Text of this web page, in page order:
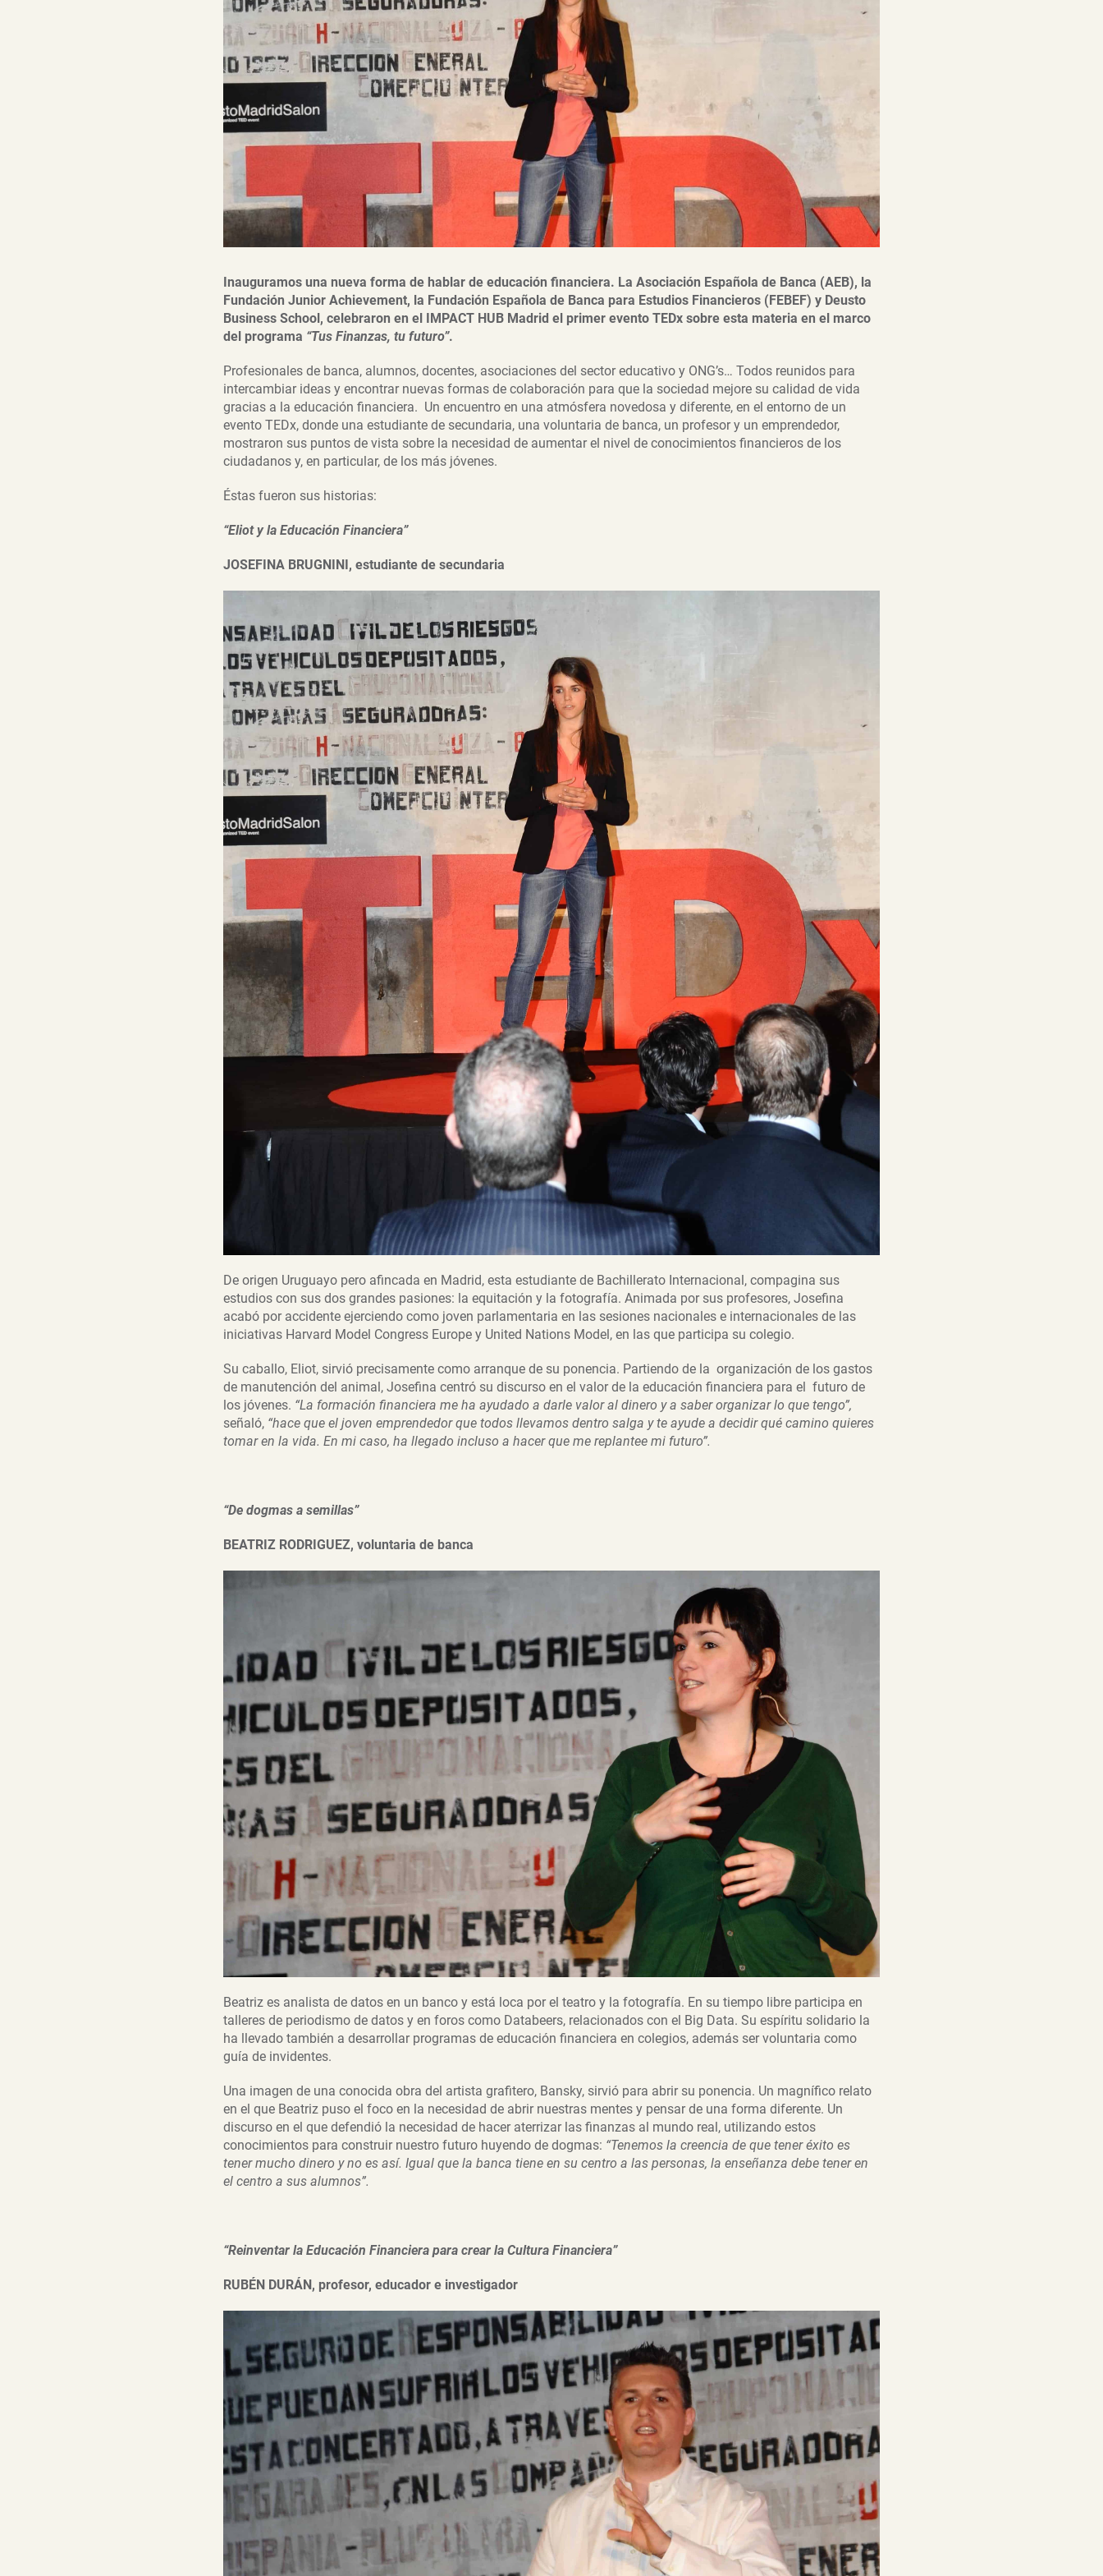
Inauguramos una nueva forma de hablar de educación financiera. La Asociación Española de Banca (AEB), la
Fundación Junior Achievement, la Fundación Española de Banca para Estudios Financieros (FEBEF) y Deusto
Business School, celebraron en el IMPACT HUB Madrid el primer evento TEDx sobre esta materia en el marco
del programa “Tus Finanzas, tu futuro”.
Profesionales de banca, alumnos, docentes, asociaciones del sector educativo y ONG’s… Todos reunidos para
intercambiar ideas y encontrar nuevas formas de colaboración para que la sociedad mejore su calidad de vida
gracias a la educación financiera. Un encuentro en una atmósfera novedosa y diferente, en el entorno de un
evento TEDx, donde una estudiante de secundaria, una voluntaria de banca, un profesor y un emprendedor,
mostraron sus puntos de vista sobre la necesidad de aumentar el nivel de conocimientos financieros de los
ciudadanos y, en particular, de los más jóvenes.
Éstas fueron sus historias:
“Eliot y la Educación Financiera”
JOSEFINA BRUGNINI, estudiante de secundaria
De origen Uruguayo pero afincada en Madrid, esta estudiante de Bachillerato Internacional, compagina sus
estudios con sus dos grandes pasiones: la equitación y la fotografía. Animada por sus profesores, Josefina
acabó por accidente ejerciendo como joven parlamentaria en las sesiones nacionales e internacionales de las
iniciativas Harvard Model Congress Europe y United Nations Model, en las que participa su colegio.
Su caballo, Eliot, sirvió precisamente como arranque de su ponencia. Partiendo de la organización de los gastos
de manutención del animal, Josefina centró su discurso en el valor de la educación financiera para el futuro de
los jóvenes. “La formación financiera me ha ayudado a darle valor al dinero y a saber organizar lo que tengo”,
señaló, “hace que el joven emprendedor que todos llevamos dentro salga y te ayude a decidir qué camino quieres
tomar en la vida. En mi caso, ha llegado incluso a hacer que me replantee mi futuro”.
“De dogmas a semillas”
BEATRIZ RODRIGUEZ, voluntaria de banca
Beatriz es analista de datos en un banco y está loca por el teatro y la fotografía. En su tiempo libre participa en
talleres de periodismo de datos y en foros como Databeers, relacionados con el Big Data. Su espíritu solidario la
ha llevado también a desarrollar programas de educación financiera en colegios, además ser voluntaria como
guía de invidentes.
Una imagen de una conocida obra del artista grafitero, Bansky, sirvió para abrir su ponencia. Un magnífico relato
en el que Beatriz puso el foco en la necesidad de abrir nuestras mentes y pensar de una forma diferente. Un
discurso en el que defendió la necesidad de hacer aterrizar las finanzas al mundo real, utilizando estos
conocimientos para construir nuestro futuro huyendo de dogmas: “Tenemos la creencia de que tener éxito es
tener mucho dinero y no es así. Igual que la banca tiene en su centro a las personas, la enseñanza debe tener en
el centro a sus alumnos”.
“Reinventar la Educación Financiera para crear la Cultura Financiera”
RUBÉN DURÁN, profesor, educador e investigador